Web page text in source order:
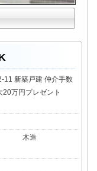
11 新築戸建 仲介手数
万円プレゼント
木造